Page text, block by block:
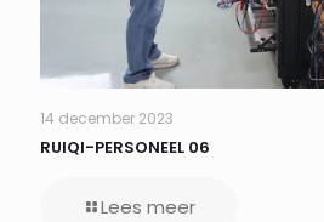
14 december 2023
RUIQI-PERSONEEL 06
Lees meer